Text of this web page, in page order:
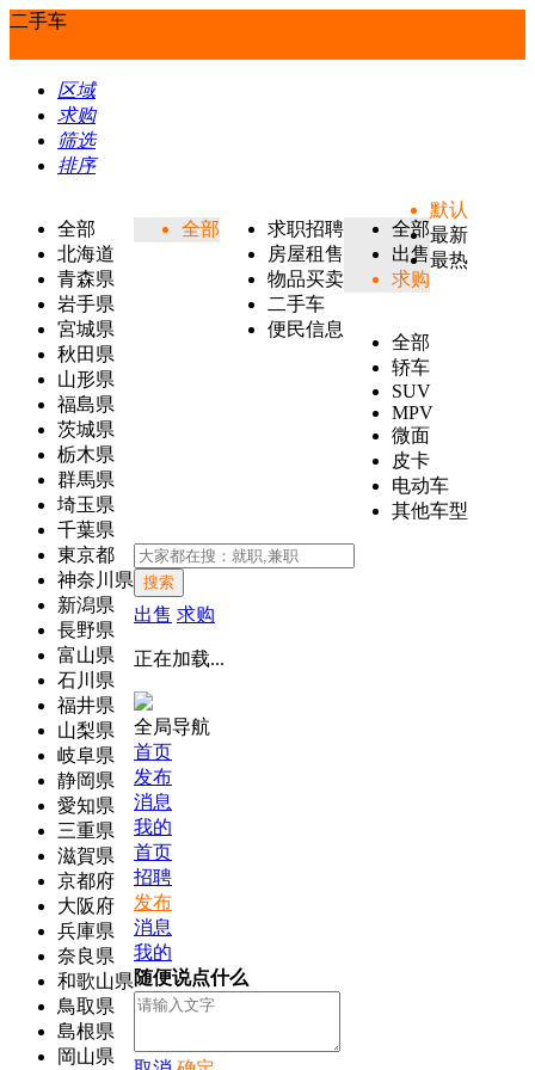
二手车
区域
求购
筛选
排序
全部
北海道
青森県
岩手県
宮城県
秋田県
山形県
福島県
茨城県
栃木県
群馬県
埼玉県
千葉県
東京都
神奈川県
新潟県
長野県
富山県
石川県
福井県
山梨県
岐阜県
静岡県
愛知県
三重県
滋賀県
京都府
大阪府
兵庫県
奈良県
和歌山県
鳥取県
島根県
岡山県
全部
求职招聘
房屋租售
物品买卖
二手车
便民信息
全部
出售
求购
全部
轿车
SUV
MPV
微面
皮卡
电动车
其他车型
默认
最新
最热
搜索
出售 求购
正在加载...
全局导航
首页
发布
消息
我的
首页
招聘
发布
消息
我的
随便说点什么